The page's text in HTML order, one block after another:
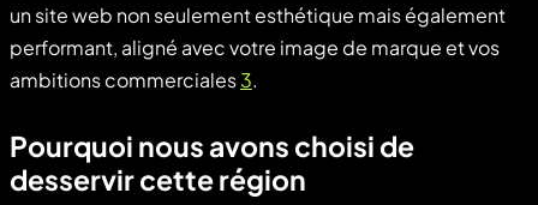
un site web non seulement esthétique mais également
performant, aligné avec votre image de marque et vos
ambitions commerciales3.
Pourquoi nous avons choisi de
desservir cette région